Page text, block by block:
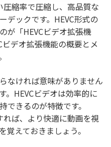
圧縮率で圧縮し、高品質な
デックです。HEVC形式の
が「HEVCビデオ拡張機
デオ拡張機能の概要とメ
なければ意味がありません
。HEVCビデオは効率的に
できるのが特徴です。
れば、より快適に動画を視
えておきましょう。